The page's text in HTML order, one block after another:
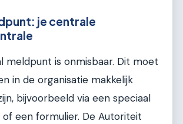
je centrale
meldpunt is onmisbaar. Dit moet
in de organisatie makkelijk
bijvoorbeeld via een speciaal
een formulier. De Autoriteit